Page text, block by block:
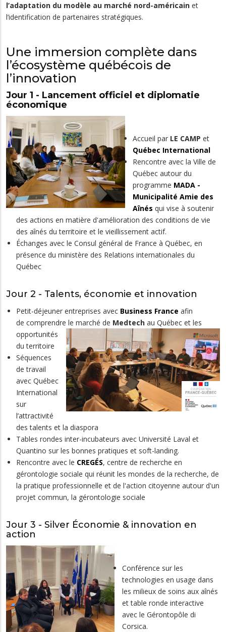
l’adaptation du modèle au marché nord-américain et
l’identification de partenaires stratégiques.
Une immersion complète dans
l’écosystème québécois de
l’innovation
Jour 1 - Lancement officiel et diplomatie
économique
Accueil par LE CAMP et
Québec International
Rencontre avec la Ville de
Québec autour du
programme MADA -
Municipalité Amie des
Aînés qui vise à soutenir
des actions en matière d'amélioration des conditions de vie
des aînés du territoire et le vieillissement actif.
Échanges avec le Consul général de France à Québec, en
présence du ministère des Relations internationales du
Québec
Jour 2 - Talents, économie et innovation
Petit-déjeuner entreprises avec Business France afin
de comprendre le marché de Medtech au Québec et les
opportunités
du territoire
Séquences
de travail
avec Québec
International
sur
l’attractivité
des talents et la diaspora
Tables rondes inter-incubateurs avec Université Laval et
Quantino sur les bonnes pratiques et soft-landing.
Rencontre avec le CREGÉS, centre de recherche en
gérontologie sociale qui réunit les mondes de la recherche, de
la pratique professionnelle et de l'action citoyenne autour d'un
projet commun, la gérontologie sociale
Jour 3 - Silver Économie & innovation en
action
Conférence sur les
technologies en usage dans
les milieux de soins aux aînés
et table ronde interactive
avec le Gérontopôle di
Corsica.